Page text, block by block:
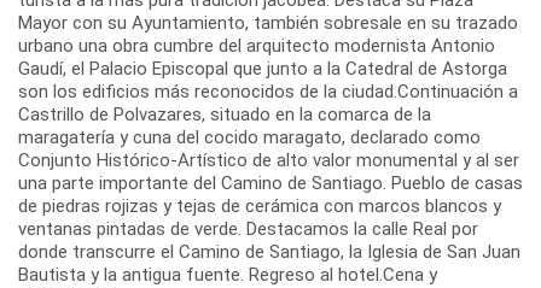
Mayor con su Ayuntamiento, también sobresale en su trazado
urbano una obra cumbre del arquitecto modernista Antonio
Gaudí, el Palacio Episcopal que junto a la Catedral de Astorga
son los edificios más reconocidos de la ciudad.Continuación a
Castrillo de Polvazares, situado en la comarca de la
maragatería y cuna del cocido maragato, declarado como
Conjunto Histórico-Artístico de alto valor monumental y al ser
una parte importante del Camino de Santiago. Pueblo de casas
de piedras rojizas y tejas de cerámica con marcos blancos y
ventanas pintadas de verde. Destacamos la calle Real por
donde transcurre el Camino de Santiago, la Iglesia de San Juan
Bautista y la antigua fuente. Regreso al hotel.Cena y